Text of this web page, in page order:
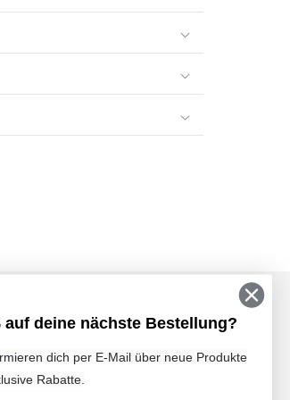
auf deine nächste Bestellung?
dich per E-Mail über neue Produkte
Rabatte.